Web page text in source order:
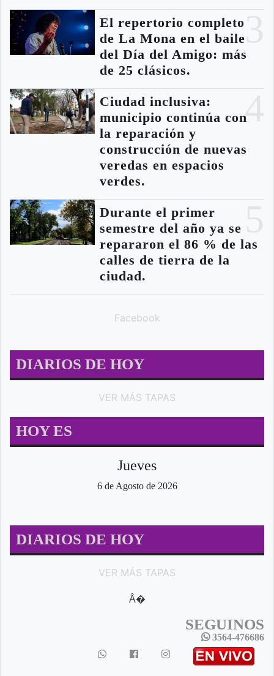
El repertorio completo
de La Mona en el baile
del Día del Amigo: más
de 25 clásicos.
4
Ciudad inclusiva:
municipio continúa con
la reparación y
construcción de nuevas
veredas en espacios
verdes.
Durante el primer
semestre del año ya se
repararon el 86 % de las
calles de tierra de la
ciudad.
Facebook
DIARIOS DE HOY
VER MÁS TAPAS
HOY ES
Jueves
6 de Agosto de 2026
DIARIOS DE HOY
VER MÁS TAPAS
Â�
SEGUINOS
3564-476686